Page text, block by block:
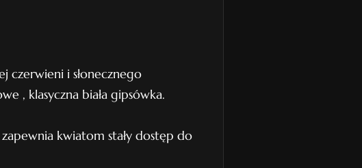
czerwieni i słonecznego
, klasyczna biała gipsówka.
kwiatom stały dostęp do